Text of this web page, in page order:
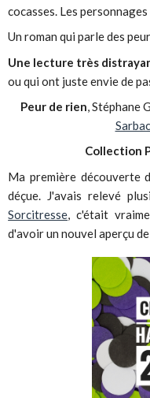
cocasses. Les
Un roman qui parle des
Une lecture très
ou qui ont juste envie de
Peur de rien, Stéphane
Collection
Ma première découverte
déçue. J'avais relevé
Sorcitresse , c'était
d'avoir un nouvel aperçu